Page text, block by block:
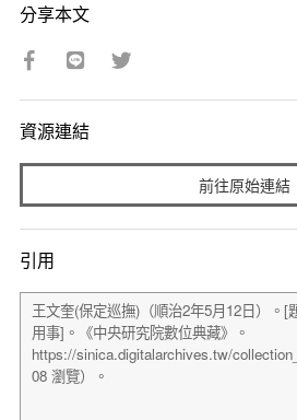
分享本文
資源連結
前往原始連結
引用